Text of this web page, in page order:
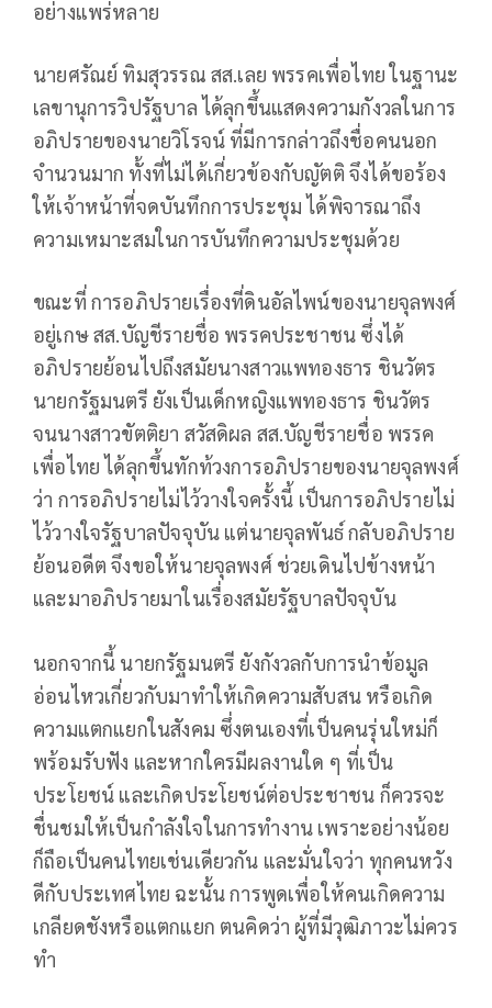
อย่างแพร่หลาย
นายศรัณย์ ทิมสุวรรณ สส.เลย พรรคเพื่อไทย ในฐานะ
เลขานุการวิปรัฐบาล ได้ลุกขึ้นแสดงความกังวลในการ
อภิปรายของนายวิโรจน์ ที่มีการกล่าวถึงชื่อคนนอก
จำนวนมาก ทั้งที่ไม่ได้เกี่ยวข้องกับญัตติ จึงได้ขอร้อง
ให้เจ้าหน้าที่จดบันทึกการประชุม ได้พิจารณาถึง
ความเหมาะสมในการบันทึกความประชุมด้วย
ขณะที่ การอภิปรายเรื่องที่ดินอัลไพน์ของนายจุลพงศ์
อยู่เกษ สส.บัญชีรายชื่อ พรรคประชาชน ซึ่งได้
อภิปรายย้อนไปถึงสมัยนางสาวแพทองธาร ชินวัตร
นายกรัฐมนตรี ยังเป็นเด็กหญิงแพทองธาร ชินวัตร
จนนางสาวขัตติยา สวัสดิผล สส.บัญชีรายชื่อ พรรค
เพื่อไทย ได้ลุกขึ้นทักท้วงการอภิปรายของนายจุลพงศ์
ว่า การอภิปรายไม่ไว้วางใจครั้งนี้ เป็นการอภิปรายไม่
ไว้วางใจรัฐบาลปัจจุบัน แต่นายจุลพันธ์ กลับอภิปราย
ย้อนอดีต จึงขอให้นายจุลพงศ์ ช่วยเดินไปข้างหน้า
และมาอภิปรายมาในเรื่องสมัยรัฐบาลปัจจุบัน
นอกจากนี้ นายกรัฐมนตรี ยังกังวลกับการนำข้อมูล
อ่อนไหวเกี่ยวกับมาทำให้เกิดความสับสน หรือเกิด
ความแตกแยกในสังคม ซึ่งตนเองที่เป็นคนรุ่นใหม่ก็
พร้อมรับฟัง และหากใครมีผลงานใด ๆ ที่เป็น
ประโยชน์ และเกิดประโยชน์ต่อประชาชน ก็ควรจะ
ชื่นชมให้เป็นกำลังใจในการทำงาน เพราะอย่างน้อย
ก็ถือเป็นคนไทยเช่นเดียวกัน และมั่นใจว่า ทุกคนหวัง
ดีกับประเทศไทย ฉะนั้น การพูดเพื่อให้คนเกิดความ
เกลียดชังหรือแตกแยก ตนคิดว่า ผู้ที่มีวุฒิภาวะไม่ควร
ทำ